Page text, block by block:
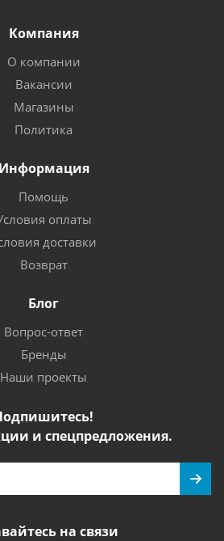
Компания
О компании
Вакансии
Магазины
Политика
Информация
Помощь
оплаты
доставки
Возврат
Блог
Вопрос-ответ
Бренды
Наши проекты
и спецпредложения.
на связи